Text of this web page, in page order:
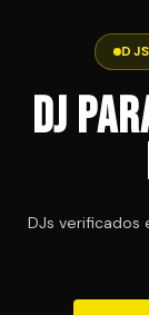
DJ
DJs verificados